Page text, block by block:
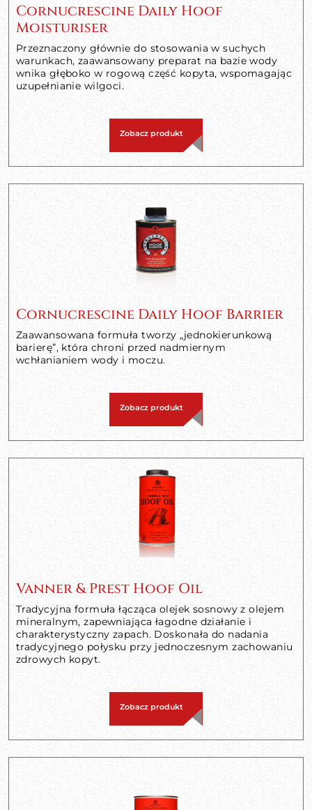
Cornucrescine Daily Hoof
Moisturiser
Przeznaczony głównie do stosowania w suchych
warunkach, zaawansowany preparat na bazie wody
wnika głęboko w rogową część kopyta, wspomagając
uzupełnianie wilgoci.
Zobacz produkt
Cornucrescine Daily Hoof Barrier
Zaawansowana formuła tworzy „jednokierunkową
barierę”, która chroni przed nadmiernym
wchłanianiem wody i moczu.
Zobacz produkt
Vanner & Prest Hoof Oil
Tradycyjna formuła łącząca olejek sosnowy z olejem
mineralnym, zapewniająca łagodne działanie i
charakterystyczny zapach. Doskonała do nadania
tradycyjnego połysku przy jednoczesnym zachowaniu
zdrowych kopyt.
Zobacz produkt